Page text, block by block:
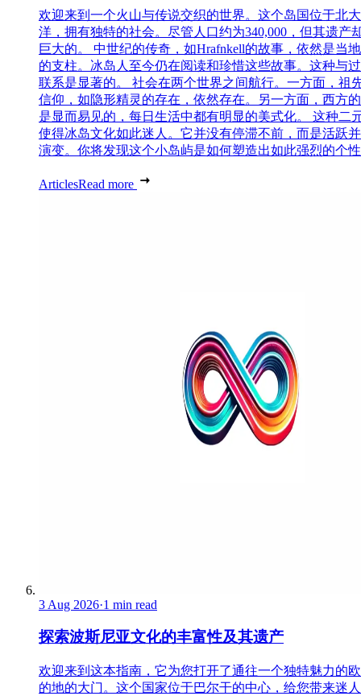
欢迎来到一个火山与传说交织的世界。这个岛国位于北
洋，拥有独特的社会。尽管人口约为340,000，但其遗产
巨大的。 中世纪的传奇，如Hrafnkell的故事，依然是当
的支柱。冰岛人至今仍在阅读和珍惜这些故事。这种与
联系是显著的。 社会在两个世界之间航行。一方面，祖
信仰，如隐形精灵的存在，依然存在。另一方面，西方
是显而易见的，每日生活中都有明显的美式化。 这种二
使得冰岛文化如此迷人。它并没有停滞不前，而是活跃
演变。你将发现这个小岛屿是如何塑造出如此强烈的个
ArticlesRead more
3 Aug 2026·1 min read
探索波斯尼亚文化的丰富性及其遗产
欢迎来到这本指南，它为您打开了通往一个独特魅力的
的地的大门。这个国家位于巴尔干的中心，给您带来迷